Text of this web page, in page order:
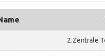
2.Zentrale